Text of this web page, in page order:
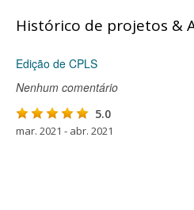
Histórico de projetos &
Edição de CPLS
Nenhum comentário
5.0
mar. 2021 - abr. 2021